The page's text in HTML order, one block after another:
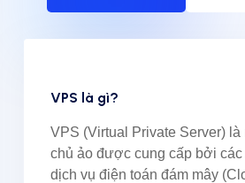
VPS là gì?
VPS (Virtual Private Server) là
chủ ảo được cung cấp bởi các
dịch vụ điện toán đám mây